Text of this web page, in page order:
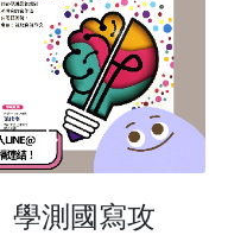
學測國寫攻